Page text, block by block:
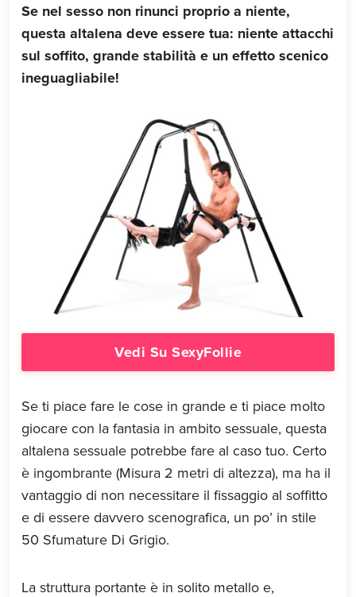
Se nel sesso non rinunci proprio a niente,
questa altalena deve essere tua: niente attacchi
sul soffito, grande stabilità e un effetto scenico
ineguagliabile!
Vedi Su SexyFollie
Se ti piace fare le cose in grande e ti piace molto
giocare con la fantasia in ambito sessuale, questa
altalena sessuale potrebbe fare al caso tuo. Certo
è ingombrante (Misura 2 metri di altezza), ma ha il
vantaggio di non necessitare il fissaggio al soffitto
e di essere davvero scenografica, un po’ in stile
50 Sfumature Di Grigio.
La struttura portante è in solito metallo e,